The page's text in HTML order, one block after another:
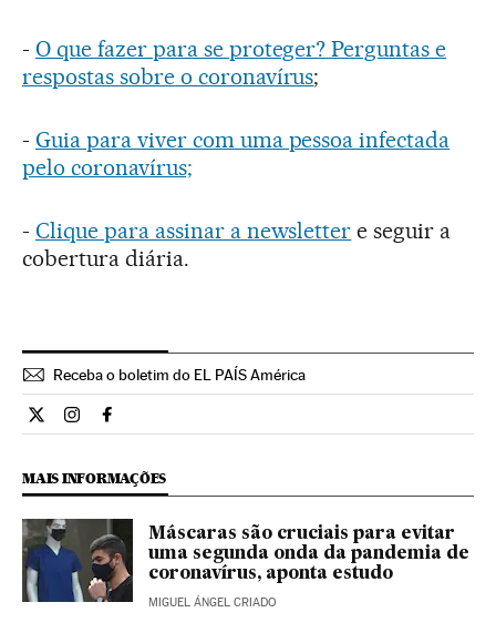
- O que fazer para se proteger? Perguntas e
respostas sobre o coronavírus;
- Guia para viver com uma pessoa infectada
pelo coronavírus;
- Clique para assinar a newsletter e seguir a
cobertura diária.
Receba o boletim do EL PAÍS América
Ciencia El País Brasil en Twitter
Ciencia El País Brasil en Instagram
Ciencia El País Brasil en Facebook
MAIS INFORMAÇÕES
Máscaras são cruciais para evitar
uma segunda onda da pandemia de
coronavírus, aponta estudo
MIGUEL ÁNGEL CRIADO